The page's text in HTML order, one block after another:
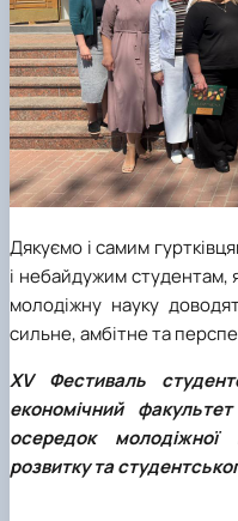
Дякуємо і самим
і небайдужим студентам,
молодіжну науку
сильне, амбітне та
ХV Фестиваль
економічний
осередок молодіжної
розвитку та